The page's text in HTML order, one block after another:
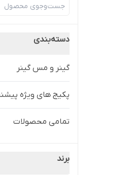
دسته‌بندی
گینر و مس گینر
پکیج های ویژه
تمامی محصولات
برند